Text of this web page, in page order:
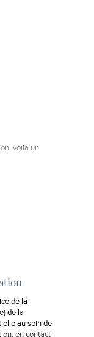
voilà un
de la
de la
au sein de
en contact